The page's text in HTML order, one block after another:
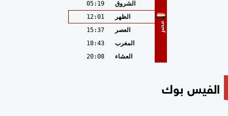
مصر
الشروق
05:19
الظهر
12:01
العصر
15:37
المغرب
18:43
العشاء
20:08
الفيس بوك